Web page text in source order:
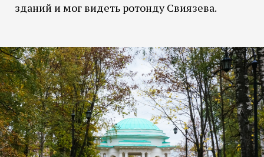
зданий и мог видеть ротонду Свиязева.